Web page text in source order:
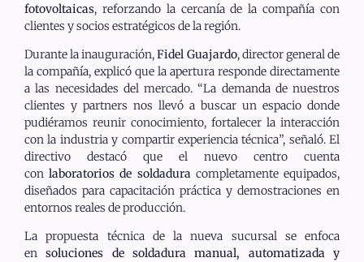
fotovoltaicas, reforzando la cercanía de la compañía con
clientes y socios estratégicos de la región.
Durante la inauguración,Fidel Guajardo, director general de
la compañía, explicó que la apertura responde directamente
a las necesidades del mercado. “La demanda de nuestros
clientes y partners nos llevó a buscar un espacio donde
pudiéramos reunir conocimiento, fortalecer la interacción
con la industria y compartir experiencia técnica”, señaló. El
directivo destacó que el nuevo centro cuenta
conlaboratorios de soldaduracompletamente equipados,
diseñados para capacitación práctica y demostraciones en
entornos reales de producción.
La propuesta técnica de la nueva sucursal se enfoca
ensoluciones de soldadura manual, automatizada y